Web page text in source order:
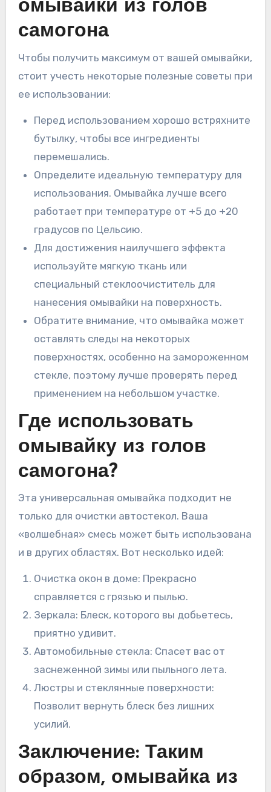
омывайки из голов
самогона
Чтобы получить максимум от вашей омывайки,
стоит учесть некоторые полезные советы при
ее использовании:
Перед использованием хорошо встряхните
бутылку, чтобы все ингредиенты
перемешались.
Определите идеальную температуру для
использования. Омывайка лучше всего
работает при температуре от +5 до +20
градусов по Цельсию.
Для достижения наилучшего эффекта
используйте мягкую ткань или
специальный стеклоочиститель для
нанесения омывайки на поверхность.
Обратите внимание, что омывайка может
оставлять следы на некоторых
поверхностях, особенно на замороженном
стекле, поэтому лучше проверять перед
применением на небольшом участке.
Где использовать
омывайку из голов
самогона?
Эта универсальная омывайка подходит не
только для очистки автостекол. Ваша
«волшебная» смесь может быть использована
и в других областях. Вот несколько идей:
Очистка окон в доме: Прекрасно
справляется с грязью и пылью.
Зеркала: Блеск, которого вы добьетесь,
приятно удивит.
Автомобильные стекла: Спасет вас от
заснеженной зимы или пыльного лета.
Люстры и стеклянные поверхности:
Позволит вернуть блеск без лишних
усилий.
Заключение: Таким
образом, омывайка из